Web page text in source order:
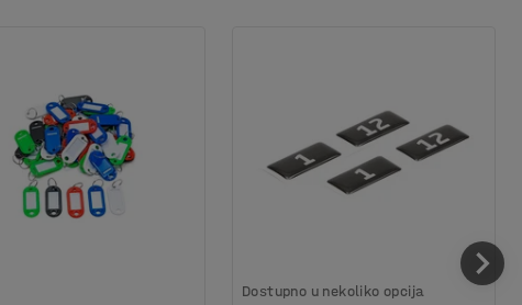
Dostupno u nekoliko opcija